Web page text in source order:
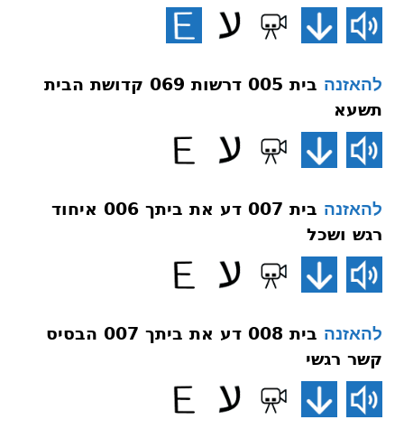
להאזנה
בית 005 דרשות 069 קדושת הבית
תשעא
להאזנה
בית 007 דע את ביתך 006 איחוד
רגש ושכל
להאזנה
בית 008 דע את ביתך 007 הבסיס
קשר רגשי